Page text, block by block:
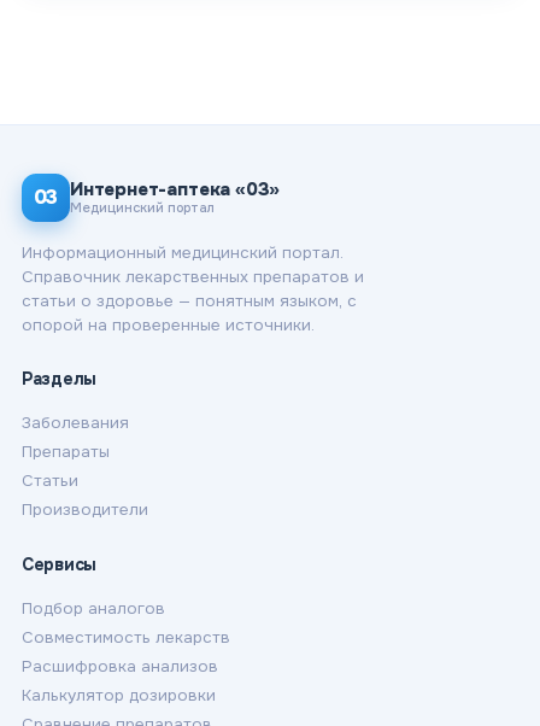
03 Интернет-аптека «03»
Медицинский портал
Информационный медицинский портал.
Справочник лекарственных препаратов и
статьи о здоровье — понятным языком, с
опорой на проверенные источники.
Разделы
Заболевания
Препараты
Статьи
Производители
Сервисы
Подбор аналогов
Совместимость лекарств
Расшифровка анализов
Калькулятор дозировки